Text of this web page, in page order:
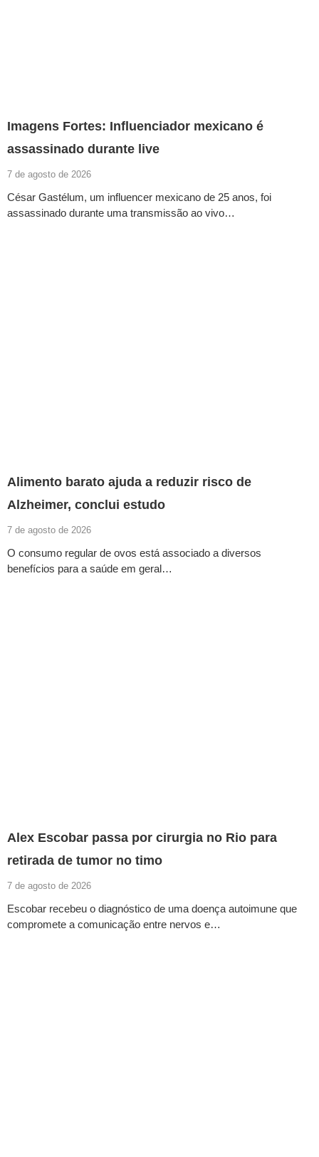
Imagens Fortes: Influenciador mexicano é
assassinado durante live
7 de agosto de 2026
César Gastélum, um influencer mexicano de 25 anos, foi
assassinado durante uma transmissão ao vivo…
Alimento barato ajuda a reduzir risco de
Alzheimer, conclui estudo
7 de agosto de 2026
O consumo regular de ovos está associado a diversos
benefícios para a saúde em geral…
Alex Escobar passa por cirurgia no Rio para
retirada de tumor no timo
7 de agosto de 2026
Escobar recebeu o diagnóstico de uma doença autoimune que
compromete a comunicação entre nervos e…